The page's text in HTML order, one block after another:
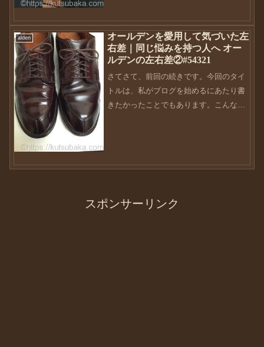
alden
オールデンを愛用して気づいた左
右差｜同じ悩みを持つ人へ オー
ルデンの左右差②#54321
さてさて、前回の続きです。今回のタイ
トルは、私がブログを始めるにあたり書
きたかったことでもあります。こんなバ
スポンサーリンク